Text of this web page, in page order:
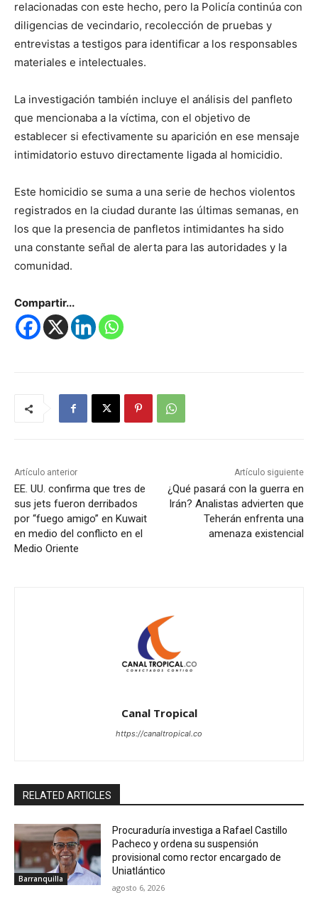
relacionadas con este hecho, pero la Policía continúa con
diligencias de vecindario, recolección de pruebas y
entrevistas a testigos para identificar a los responsables
materiales e intelectuales.
La investigación también incluye el análisis del panfleto
que mencionaba a la víctima, con el objetivo de
establecer si efectivamente su aparición en ese mensaje
intimidatorio estuvo directamente ligada al homicidio.
Este homicidio se suma a una serie de hechos violentos
registrados en la ciudad durante las últimas semanas, en
los que la presencia de panfletos intimidantes ha sido
una constante señal de alerta para las autoridades y la
comunidad.
Compartir...
Artículo anterior
EE. UU. confirma que tres de
sus jets fueron derribados
por “fuego amigo” en Kuwait
en medio del conflicto en el
Medio Oriente
Artículo siguiente
¿Qué pasará con la guerra en
Irán? Analistas advierten que
Teherán enfrenta una
amenaza existencial
Canal Tropical
https://canaltropical.co
RELATED ARTICLES
Barranquilla
Procuraduría investiga a Rafael Castillo
Pacheco y ordena su suspensión
provisional como rector encargado de
Uniatlántico
agosto 6, 2026